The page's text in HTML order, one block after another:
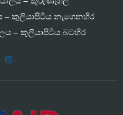
– කුලියාපිටිය නැගෙනහිර
– කුලියාපිටිය බටහිර